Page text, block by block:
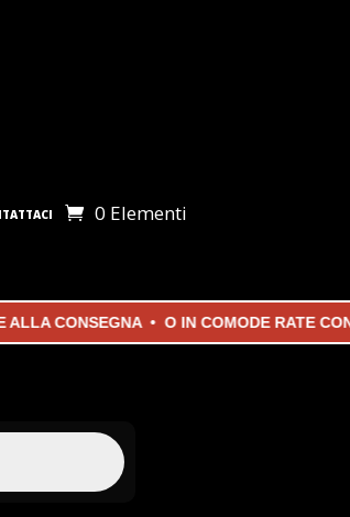
0 Elementi
• O IN COMODE RATE CON